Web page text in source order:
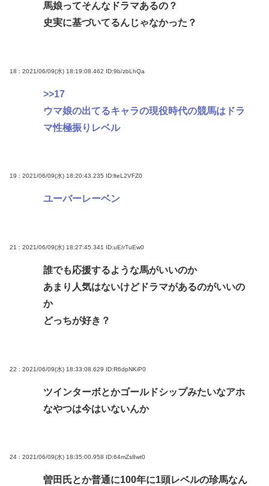
馬娘ってそんなドラマあるの？
史実に基づいてるんじゃなかった？
18 : 2021/06/09(水) 18:19:08.462 ID:9b/zbLhQa
>>17
ウマ娘の出てるキャラの現役時代の競馬はドラ
マ性極振りレベル
19 : 2021/06/09(水) 18:20:43.235 ID:lteL2VFZ0
ユーバーレーベン
21 : 2021/06/09(水) 18:27:45.341 ID:uE/rTuEw0
誰でも応援するような馬がいいのか
あまり人気はないけどドラマがあるのがいいの
か
どっちが好き？
22 : 2021/06/09(水) 18:33:08.629 ID:R6dpNKiP0
ツインターボとかゴールドシップみたいなアホ
なやつは今はいないんか
24 : 2021/06/09(水) 18:35:00.958 ID:64mZs8wt0
曽田氏とか普通に100年に1頭レベルの珍馬なん